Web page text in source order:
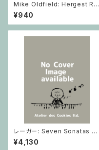
Mike Oldfield: Hergest Rid
ge / ピアノ
¥940
レーガー: Seven Sonatas o
p. 91 Heft 2 / ヴァイオリン
¥4,130